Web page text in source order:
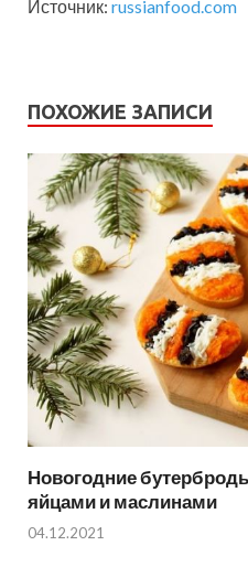
Источник: russianfood.com
ПОХОЖИЕ ЗАПИСИ
Новогодние
яйцами и маслинами
04.12.2021